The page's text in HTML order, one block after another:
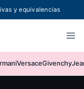
y equivalencias
VersaceGivenchy